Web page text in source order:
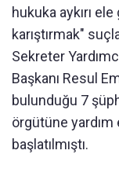
hukuka aykırı
karıştırmak"
Sekreter
Başkanı Resul
bulunduğu 7
örgütüne
başlatılmıştı.